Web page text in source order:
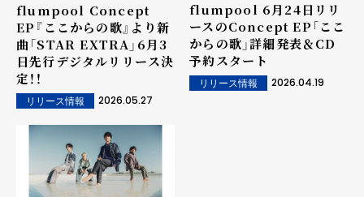
flumpool Concept
EP『ここからの歌』より新
曲「STAR EXTRA」6月3
日先行デジタルリリース決
定！！
リリース情報 2026.05.27
flumpool 6月24日リリ
ースのConcept EP「ここ
からの歌」詳細発表＆CD
予約スタート
リリース情報 2026.04.19